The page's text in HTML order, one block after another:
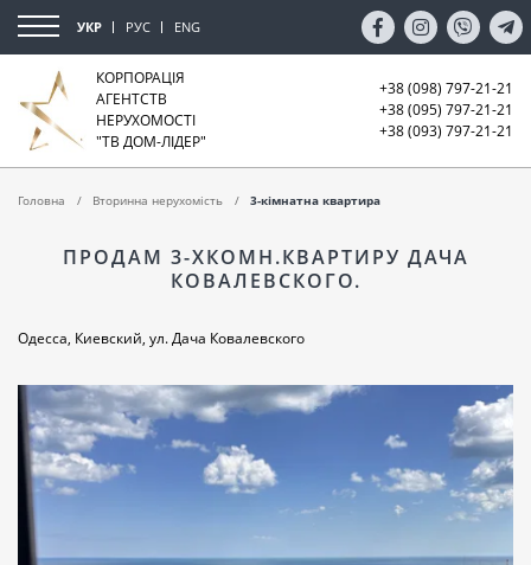
УКР РУС ENG
КОРПОРАЦІЯ
АГЕНТСТВ
НЕРУХОМОСТІ
"ТВ ДОМ-ЛІДЕР"
+38 (098) 797-21-21
+38 (095) 797-21-21
+38 (093) 797-21-21
Головна Вторинна нерухомість 3-кімнатна квартира
ПРОДАМ 3-ХКОМН.КВАРТИРУ ДАЧА
КОВАЛЕВСКОГО.
Одесса, Киевский, ул. Дача Ковалевского